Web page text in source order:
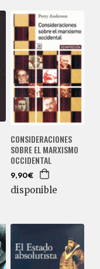
CONSIDERACIONES
SOBRE EL MARXISMO
OCCIDENTAL
9,90€
disponible